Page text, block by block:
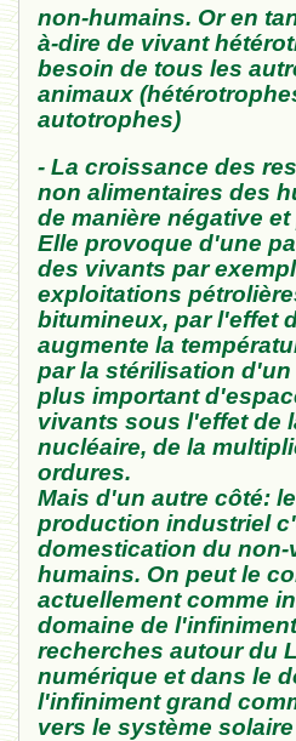
non-humains. Or en
à-dire de vivant
besoin de tous les
animaux
autotrophes)
- La croissance des
non alimentaires des
de manière négative
Elle provoque d'une
des vivants par
exploitations
bitumineux, par l'effet
augmente la
par la stérilisation
plus important
vivants sous l'effet de
nucléaire, de la
ordures.
Mais d'un autre côté:
production industriel
domestication du non-
humains. On peut le
actuellement comme
domaine de
recherches autour du
numérique et dans le
l'infiniment grand
vers le système